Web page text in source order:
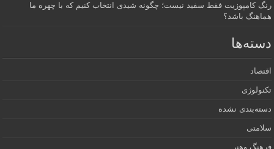
رنگ کامپوزیت فقط سفید نیست؛ چگونه شیدی انتخاب کنیم که با چهره ما
هماهنگ باشد؟
دسته‌ها
اقتصاد
تکنولوژی
دسته‌بندی نشده
سلامتی
فرهنگ وهنر